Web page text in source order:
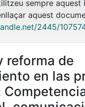
sempre
aquest
2445/
reforma de
en las